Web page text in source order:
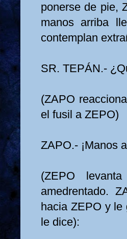
ponerse de pie,
manos arriba
contemplan
SR. TEPÁN.-
(ZAPO
el fusil a ZEPO)
ZAPO.- ¡Manos
(ZEPO
amedrentado.
hacia ZEPO y le
le dice):